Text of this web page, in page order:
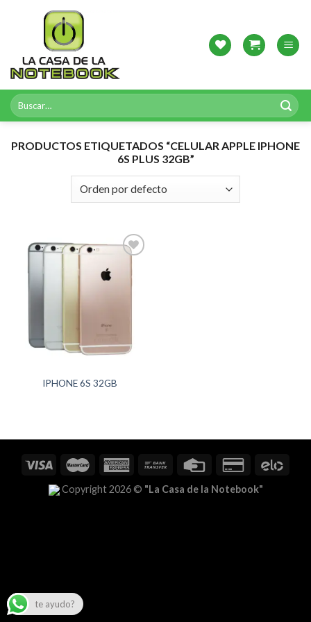
Buscar
por:
PRODUCTOS ETIQUETADOS “CELULAR APPLE IPHONE
6S PLUS 32GB”
IPHONE 6S 32GB
Copyright 2026 © "La Casa de la Notebook"
te ayudo?